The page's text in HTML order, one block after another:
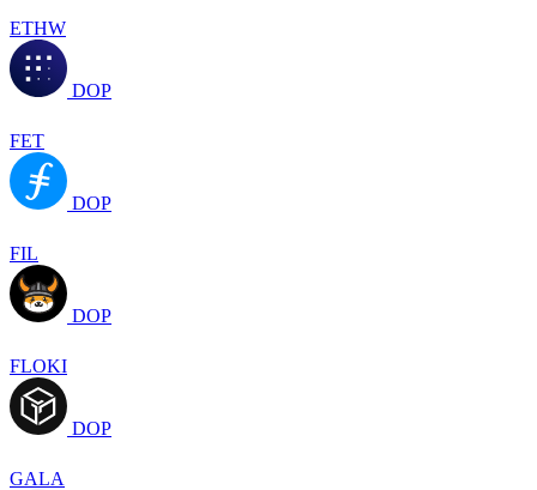
ETHW
DOP
FET
DOP
FIL
DOP
FLOKI
DOP
GALA